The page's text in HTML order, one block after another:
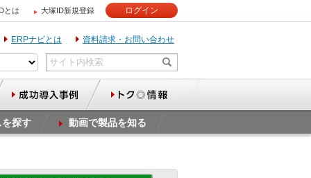
とは 大塚ID新規登録 ログイン
ERPナビとは 資料請求・お問い合わせ
探す 動画で製品を知る